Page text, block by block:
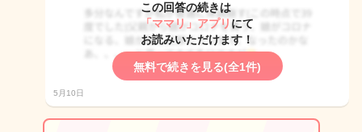
この回答の続きは
「ママリ」アプリ にて
お読みいただけます！
無料で続きを見る(全1件)
5月10日